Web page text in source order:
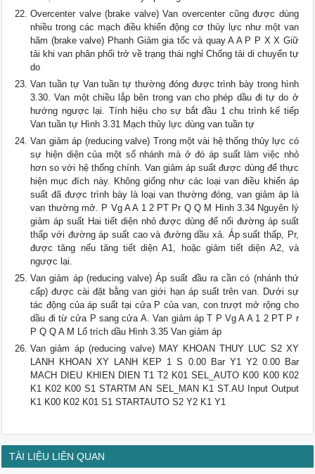
Overcenter valve (brake valve) Van overcenter cũng được dùng
nhiều trong các mạch điều khiển động cơ thủy lực như một van
hãm (brake valve) Phanh Giảm gia tốc và quay A A P P X X Giữ
tải khi van phân phối trở về trạng thái nghỉ Chống tải di chuyển tự
do
Van tuần tự Van tuần tự thường đóng được trình bày trong hình
3.30. Van một chiều lắp bên trong van cho phép dầu đi tự do ở
hướng ngược lại. Tính hiệu cho sự bắt đầu 1 chu trình kế tiếp
Van tuần tự Hình 3.31 Mạch thủy lực dùng van tuần tự
Van giảm áp (reducing valve) Trong một vài hệ thống thủy lực có
sự hiện diện của một số nhánh mà ở đó áp suất làm việc nhỏ
hơn so với hệ thống chính. Van giảm áp suất được dùng để thực
hiện mục đích này. Không giống như các loại van điều khiển áp
suất đã được trình bày là loại van thường đóng, van giảm áp là
van thường mở. P Vg A A 1 2 PT Pr Q Q M Hình 3.34 Nguyên lý
giảm áp suất Hai tiết diện nhỏ được dùng để nối đường áp suất
thấp với đường áp suất cao và đường dầu xả. Áp suất thấp, Pr,
được tăng nếu tăng tiết diện A1, hoặc giảm tiết diện A2, và
ngược lại.
Van giảm áp (reducing valve) Áp suất đầu ra cần có (nhánh thứ
cấp) được cài đặt bằng van giới hạn áp suất trên van. Dưới sự
tác động của áp suất tại cửa P của van, con trượt mở rộng cho
dầu đi từ cửa P sang cửa A. Van giảm áp T P Vg A A 1 2 PT P r
P Q Q A M Lổ trích dầu Hình 3.35 Van giảm áp
Van giảm áp (reducing valve) MAY KHOAN THUY LUC S2 XY
LANH KHOAN XY LANH KEP 1 S 0.00 Bar Y1 Y2 0.00 Bar
MACH DIEU KHIEN DIEN T1 T2 K01 SEL_AUTO K00 K00 K02
K1 K02 K00 S1 STARTM AN SEL_MAN K1 ST.AU Input Output
K1 K00 K02 K01 S1 STARTAUTO S2 Y2 K1 Y1
TÀI LIỆU LIÊN QUAN